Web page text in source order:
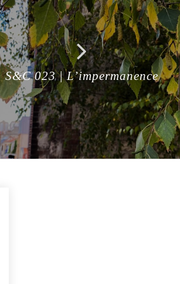
S&C 023 | L’impermanence